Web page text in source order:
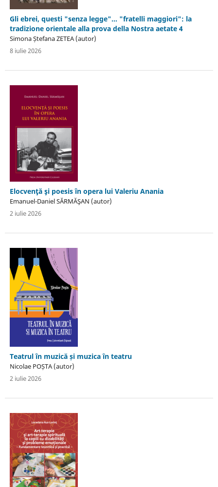
Gli ebrei, questi "senza legge"… "fratelli maggiori": la
tradizione orientale alla prova della Nostra aetate 4
Simona Ștefana ZETEA (autor)
8 iulie 2026
Elocvenţă şi poesis în opera lui Valeriu Anania
Emanuel-Daniel SĂRMĂŞAN (autor)
2 iulie 2026
Teatrul în muzică și muzica în teatru
Nicolae POȘTA (autor)
2 iulie 2026